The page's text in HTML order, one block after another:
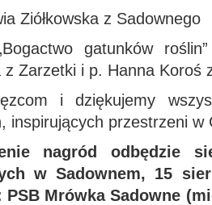
Ziółkowska z Sadownego
gatunków
z Zarzetki i p. Hanna Koroś
i dziękujemy
inspirujących przestrzeni w
nagród odbędzie
w Sadownem, 15
Mrówka Sadowne